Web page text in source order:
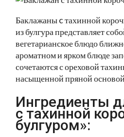
Баклажаны c тахинной
из булгура представляет
вегетарианское блюдо
ароматном и ярком блюде
сочетаются с ореховой
насыщенной пряной основой
Ингредиенты
с тахинной
булгуром»: